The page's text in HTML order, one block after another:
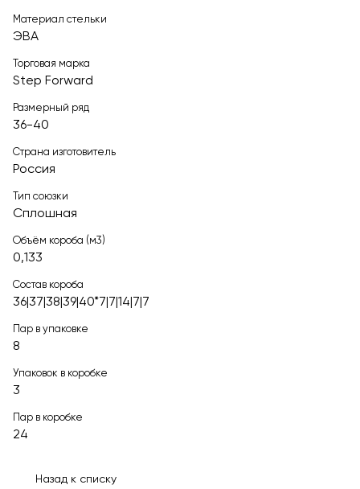
Материал стельки
ЭВА
Торговая марка
Step Forward
Размерный ряд
36-40
Страна изготовитель
Россия
Тип союзки
Сплошная
Объём короба (м3)
0,133
Состав короба
36|37|38|39|40*7|7|14|7|7
Пар в упаковке
8
Упаковок в коробке
3
Пар в коробке
24
Назад к списку